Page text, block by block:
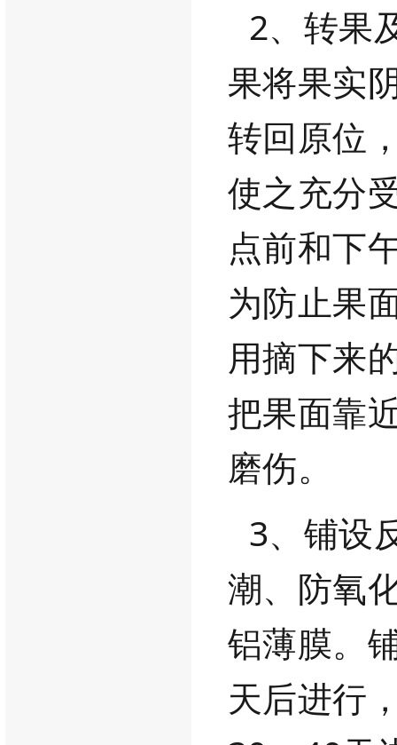
2、转果
果将果实
转回原位
使之充分
点前和下
为防止果
用摘下来
把果面靠
磨伤。
3、铺设
潮、防氧
铝薄膜。
天后进行